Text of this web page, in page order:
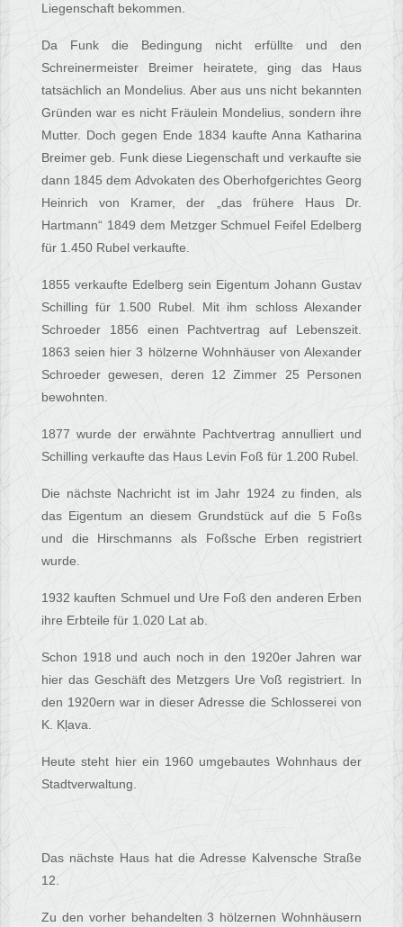
Liegenschaft bekommen.
Da Funk die Bedingung nicht erfüllte und den
Schreinermeister Breimer heiratete, ging das Haus
tatsächlich an Mondelius. Aber aus uns nicht bekannten
Gründen war es nicht Fräulein Mondelius, sondern ihre
Mutter. Doch gegen Ende 1834 kaufte Anna Katharina
Breimer geb. Funk diese Liegenschaft und verkaufte sie
dann 1845 dem Advokaten des Oberhofgerichtes Georg
Heinrich von Kramer, der „das frühere Haus Dr.
Hartmann“ 1849 dem Metzger Schmuel Feifel Edelberg
für 1.450 Rubel verkaufte.
1855 verkaufte Edelberg sein Eigentum Johann Gustav
Schilling für 1.500 Rubel. Mit ihm schloss Alexander
Schroeder 1856 einen Pachtvertrag auf Lebenszeit.
1863 seien hier 3 hölzerne Wohnhäuser von Alexander
Schroeder gewesen, deren 12 Zimmer 25 Personen
bewohnten.
1877 wurde der erwähnte Pachtvertrag annulliert und
Schilling verkaufte das Haus Levin Foß für 1.200 Rubel.
Die nächste Nachricht ist im Jahr 1924 zu finden, als
das Eigentum an diesem Grundstück auf die 5 Foßs
und die Hirschmanns als Foßsche Erben registriert
wurde.
1932 kauften Schmuel und Ure Foß den anderen Erben
ihre Erbteile für 1.020 Lat ab.
Schon 1918 und auch noch in den 1920er Jahren war
hier das Geschäft des Metzgers Ure Voß registriert. In
den 1920ern war in dieser Adresse die Schlosserei von
K. Kļava.
Heute steht hier ein 1960 umgebautes Wohnhaus der
Stadtverwaltung.
Das nächste Haus hat die Adresse Kalvensche Straße
12.
Zu den vorher behandelten 3 hölzernen Wohnhäusern